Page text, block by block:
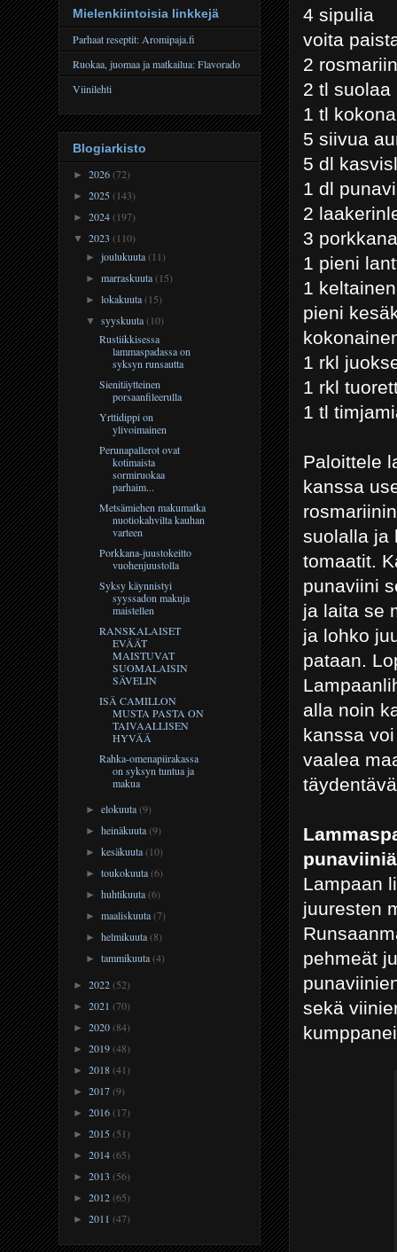
4 sipulia
voita
2
2 tl suolaa
1 tl
5 siivua
5 dl
1 dl
2
3
1 pieni
1
pieni
1 rkl
1 rkl
1 tl
Paloittele
kanssa
suolalla ja
tomaatit.
punaviini
ja laita se
ja lohko
pataan.
alla noin
kanssa
vaalea
punaviiniä
Lampaan
juuresten
pehmeät
sekä
Mielenkiintoisia linkkejä
Parhaat reseptit: Aromipaja.fi
Ruokaa, juomaa ja matkailua: Flavorado
Viinilehti
Blogiarkisto
► 2026(72)
► 2025(143)
► 2024(197)
▼ 2023 (110)
►joulukuuta(11)
►marraskuuta(15)
►lokakuuta(15)
▼syyskuuta(10)
Rustiikkisessa
lammaspadassa on
syksyn runsautta
Sienitäytteinen
porsaanfileerulla
Yrttidippi on
ylivoimainen
Perunapallerot ovat
kotimaista
sormiruokaa
parhaim...
Metsämiehen makumatka
nuotiokahvilta kauhan
varteen
Porkkana-juustokeitto
vuohenjuustolla
Syksy käynnistyi
syyssadon makuja
maistellen
RANSKALAISET
EVÄÄT
MAISTUVAT
SUOMALAISIN
SÄVELIN
ISÄ CAMILLON
MUSTA PASTA ON
TAIVAALLISEN
HYVÄÄ
Rahka-omenapiirakassa
on syksyn tuntua ja
makua
►elokuuta(9)
►heinäkuuta(9)
►kesäkuuta(10)
►toukokuuta(6)
►huhtikuuta(6)
►maaliskuuta(7)
►helmikuuta(8)
►tammikuuta(4)
► 2022(52)
► 2021 (70)
► 2020(84)
► 2019(48)
► 2018(41)
► 2017(9)
► 2016(17)
► 2015(51)
► 2014(65)
► 2013 (56)
► 2012(65)
► 2011 (47)